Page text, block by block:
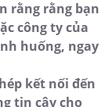
rằng rằng bạn
công ty của
huống, ngay
kết nối đến
tin cậy cho